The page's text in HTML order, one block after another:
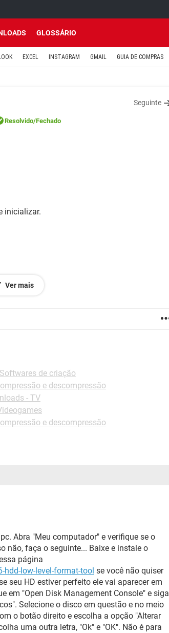
GLOSSÁRIO
EXCEL INSTAGRAM GMAIL GUIA DE COMPRAS
Seguinte
Resolvido/Fechado
inicializar.
não.
pelo "HIRENS", também não consigo
no pendrive de Boot (HIRENS 15.1) que eu
mensagem e se tem como eu prosseguir
48 Horas rodando o aplicativo e só
Ver mais
de criação
e descompressão
- TV
e descompressão
Abra "Meu computador" e verifique se o
não, faça o seguinte... Baixe e instale o
página
low-level-format-tool se você não quiser
seu HD estiver perfeito ele vai aparecer em
em "Open Disk Management Console" e siga
Selecione o disco em questão e no meio
o botão direito e escolha a opção "Alterar
uma outra letra, "Ok" e "OK". Não é para